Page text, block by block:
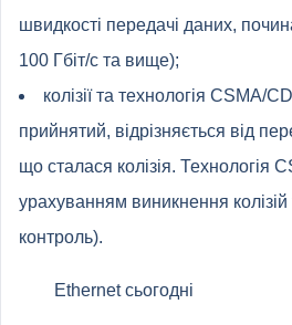
швидкості передачі даних,
100 Гбіт/с та вище);
колізії та технологія CSMA/
прийнятий, відрізняється від
що сталася колізія. Технологія
урахуванням виникнення
контроль).
Ethernet сьогодні